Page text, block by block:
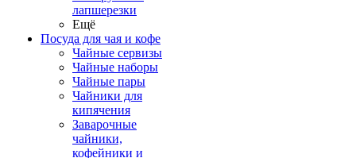
лапшерезки
Ещё
Посуда для чая и кофе
Чайные сервизы
Чайные наборы
Чайные пары
Чайники для
кипячения
Заварочные
чайники,
кофейники и